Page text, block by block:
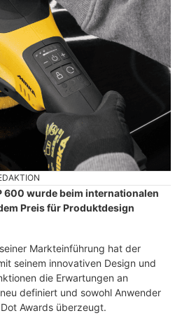
600 wurde beim internationalen
Preis für Produktdesign
Markteinführung hat der
seinem innovativen Design und
die Erwartungen an
definiert und sowohl Anwender
Awards überzeugt.